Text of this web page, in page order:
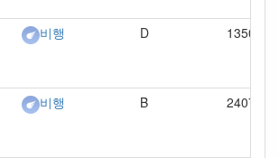
비행 D 1350
비행 B 2407